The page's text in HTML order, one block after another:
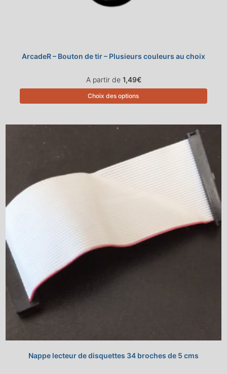
ArcadeR – Bouton de tir – Plusieurs couleurs au choix
A partir de 1,49€
Choix des options
Nappe lecteur de disquettes 34 broches de 5 cms